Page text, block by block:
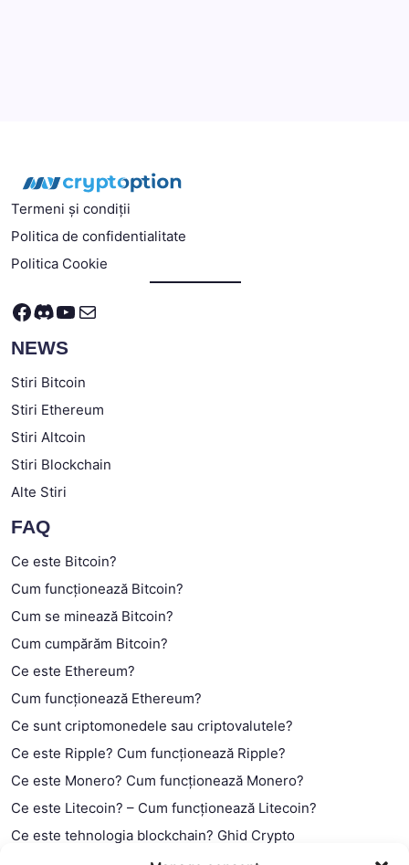
Termeni și condiții
Politica de confidentialitate
Politica Cookie
Facebook
Discord
YouTube
Mail
NEWS
Stiri Bitcoin
Stiri Ethereum
Stiri Altcoin
Stiri Blockchain
Alte Stiri
FAQ
Ce este Bitcoin?
Cum funcționează Bitcoin?
Cum se minează Bitcoin?
Cum cumpărăm Bitcoin?
Ce este Ethereum?
Cum funcționează Ethereum?
Ce sunt criptomonedele sau criptovalutele?
Ce este Ripple? Cum funcționează Ripple?
Ce este Monero? Cum funcționează Monero?
Ce este Litecoin? – Cum funcționează Litecoin?
Ce este tehnologia blockchain? Ghid Crypto